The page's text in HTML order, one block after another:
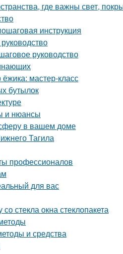
где важны свет,
инструкция
руководство
мастер-класс
бутылок
и нюансы
в вашем доме
Тагила
профессионалов
для вас
стекла окна стеклопакета
и средства